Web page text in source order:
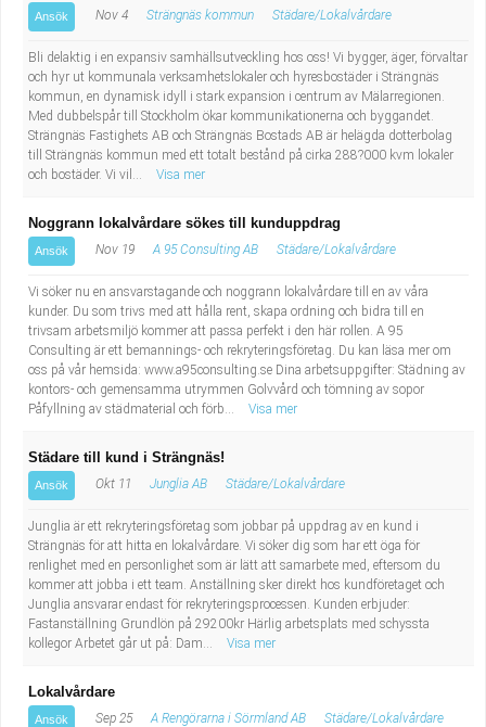
Ansök Nov 4 Strängnäs kommun Städare/Lokalvårdare
Bli delaktig i en expansiv samhällsutveckling hos oss! Vi bygger, äger, förvaltar
och hyr ut kommunala verksamhetslokaler och hyresbostäder i Strängnäs
kommun, en dynamisk idyll i stark expansion i centrum av Mälarregionen.
Med dubbelspår till Stockholm ökar kommunikationerna och byggandet.
Strängnäs Fastighets AB och Strängnäs Bostads AB är helägda dotterbolag
till Strängnäs kommun med ett totalt bestånd på cirka 288?000 kvm lokaler
och bostäder. Vi vil...
Visa mer
Noggrann lokalvårdare sökes till kunduppdrag
Ansök Nov 19 A 95 Consulting AB Städare/Lokalvårdare
Vi söker nu en ansvarstagande och noggrann lokalvårdare till en av våra
kunder. Du som trivs med att hålla rent, skapa ordning och bidra till en
trivsam arbetsmiljö kommer att passa perfekt i den här rollen. A 95
Consulting är ett bemannings- och rekryteringsföretag. Du kan läsa mer om
oss på vår hemsida: www.a95consulting.se Dina arbetsuppgifter: Städning av
kontors- och gemensamma utrymmen Golvvård och tömning av sopor
Påfyllning av städmaterial och förb...
Visa mer
Städare till kund i Strängnäs!
Ansök Okt 11 Junglia AB Städare/Lokalvårdare
Junglia är ett rekryteringsföretag som jobbar på uppdrag av en kund i
Strängnäs för att hitta en lokalvårdare. Vi söker dig som har ett öga för
renlighet med en personlighet som är lätt att samarbete med, eftersom du
kommer att jobba i ett team. Anställning sker direkt hos kundföretaget och
Junglia ansvarar endast för rekryteringsprocessen. Kunden erbjuder:
Fastanställning Grundlön på 29200kr Härlig arbetsplats med schyssta
kollegor Arbetet går ut på: Dam...
Visa mer
Lokalvårdare
Ansök Sep 25 A Rengörarna i Sörmland AB Städare/Lokalvårdare